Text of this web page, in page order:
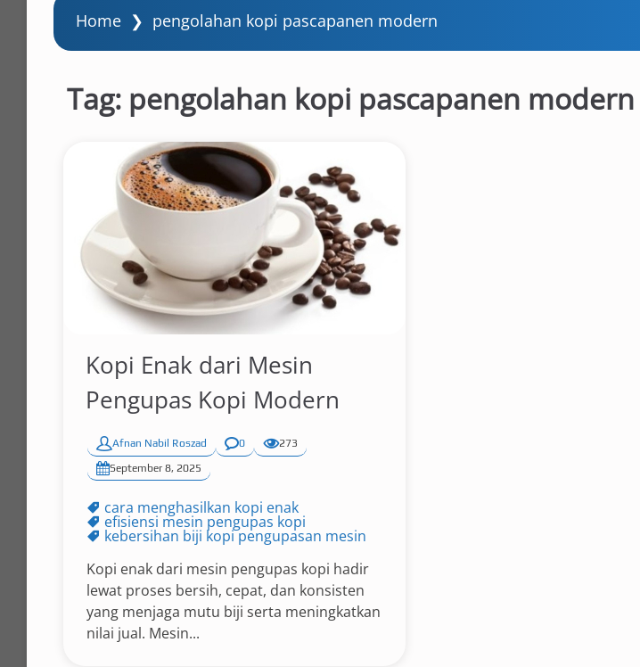
Home ❯ pengolahan kopi pascapanen modern
Tag: pengolahan kopi pascapanen modern
Kopi Enak dari Mesin
Pengupas Kopi Modern
Afnan Nabil Roszad 0
273
September 8, 2025
cara menghasilkan kopi enak
efisiensi mesin pengupas kopi
kebersihan biji kopi pengupasan mesin
Kopi enak dari mesin pengupas kopi hadir
lewat proses bersih, cepat, dan konsisten
yang menjaga mutu biji serta meningkatkan
nilai jual. Mesin...